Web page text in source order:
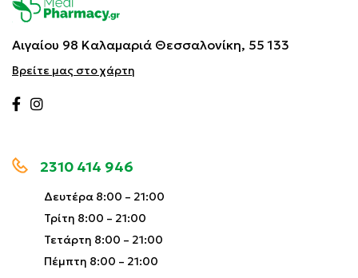
Αιγαίου 98 Καλαμαριά Θεσσαλονίκη, 55 133
Βρείτε μας στο χάρτη
2310 414 946
Δευτέρα 8:00 – 21:00
Τρίτη 8:00 – 21:00
Τετάρτη 8:00 – 21:00
Πέμπτη 8:00 – 21:00